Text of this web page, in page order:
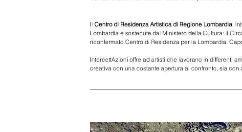
Il Centro di Residenza Artistica di Regione Lombardia,
Lombardia e sostenute dal Ministero della Cultura: il
riconfermato Centro di Residenza per la Lombardia.
IntercettAzioni offre ad artisti che lavorano in differenti
creativa con una costante apertura al confronto, sia